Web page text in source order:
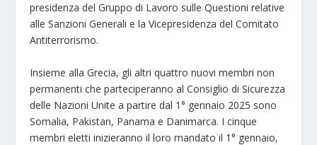
presidenza del Gruppo di Lavoro sulle Questioni relative
alle Sanzioni Generali e la Vicepresidenza del Comitato
Antiterrorismo.
Insieme alla Grecia, gli altri quattro nuovi membri non
permanenti che parteciperanno al Consiglio di Sicurezza
delle Nazioni Unite a partire dal 1° gennaio 2025 sono
Somalia, Pakistan, Panama e Danimarca. I cinque
membri eletti inizieranno il loro mandato il 1° gennaio,